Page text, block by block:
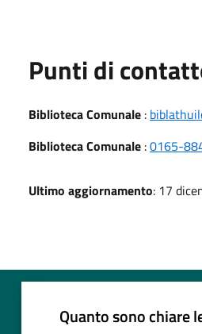
Punti di
Biblioteca Comunale :
Biblioteca Comunale :0165-
Ultimo aggiornamento: 17
Quanto sono chiare